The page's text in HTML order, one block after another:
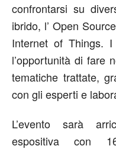
confrontarsi su
ibrido, l’ Open
Internet of Things.
l’opportunità di fare
tematiche trattate,
con gli esperti e
L’evento sarà
espositiva con